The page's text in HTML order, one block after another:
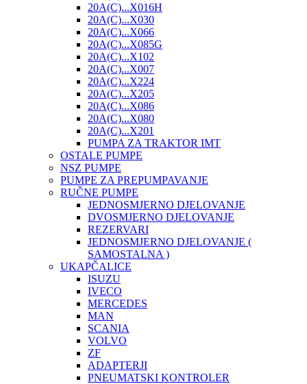
20A(C)...X016H
20A(C)...X030
20A(C)...X066
20A(C)...X085G
20A(C)...X102
20A(C)...X007
20A(C)...X224
20A(C)...X205
20A(C)...X086
20A(C)...X080
20A(C)...X201
PUMPA ZA TRAKTOR IMT
OSTALE PUMPE
NSZ PUMPE
PUMPE ZA PREPUMPAVANJE
RUČNE PUMPE
JEDNOSMJERNO DJELOVANJE
DVOSMJERNO DJELOVANJE
REZERVARI
JEDNOSMJERNO DJELOVANJE (
SAMOSTALNA )
UKAPČALICE
ISUZU
IVECO
MERCEDES
MAN
SCANIA
VOLVO
ZF
ADAPTERJI
PNEUMATSKI KONTROLER